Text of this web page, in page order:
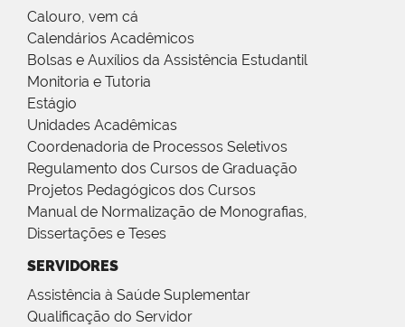
Calouro, vem cá
Calendários Acadêmicos
Bolsas e Auxílios da Assistência Estudantil
Monitoria e Tutoria
Estágio
Unidades Acadêmicas
Coordenadoria de Processos Seletivos
Regulamento dos Cursos de Graduação
Projetos Pedagógicos dos Cursos
Manual de Normalização de Monografias,
Dissertações e Teses
SERVIDORES
Assistência à Saúde Suplementar
Qualificação do Servidor